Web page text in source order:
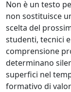
Non è un testo
non sostituisce
scelta del
studenti, tecnici
comprensione
determinano
superfici nel
formativo di